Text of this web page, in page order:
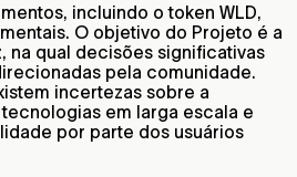
incluindo o token WLD,
O objetivo do Projeto é a
na qual decisões significativas
pela comunidade.
incertezas sobre a
em larga escala e
por parte dos usuários